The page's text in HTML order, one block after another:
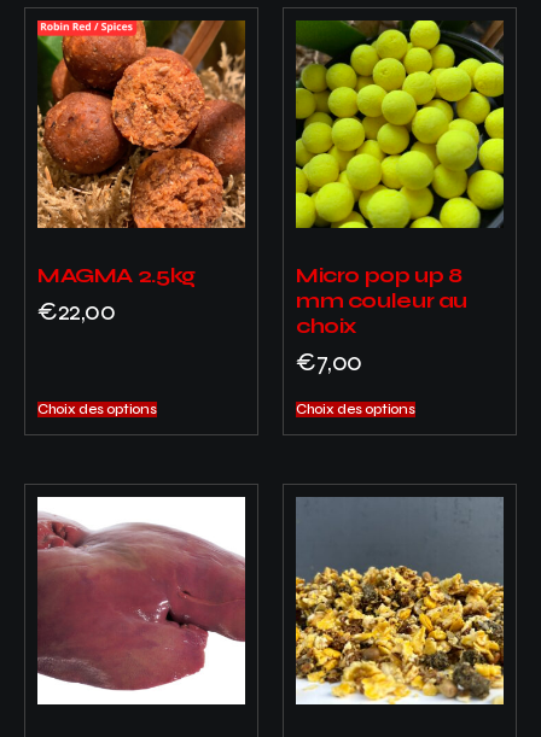
MAGMA 2.5kg
€22,00
Choix des options
Micro pop up 8
mm couleur au
choix
€7,00
Choix des options